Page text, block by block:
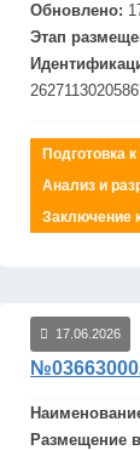
Обновлено:
Этап
Подготовка
Анализ и
Заключение
17.06.2026
Размещение